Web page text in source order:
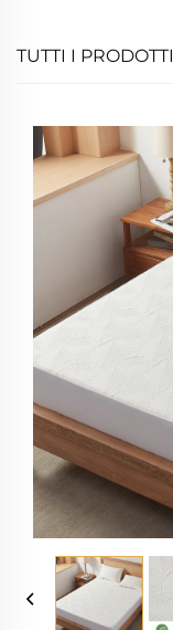
TUTTI I PRODOTTI